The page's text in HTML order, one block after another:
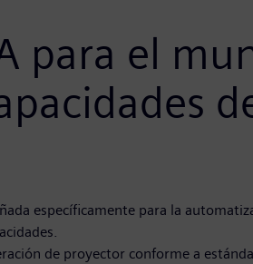
para el
específicamente para la
de proyector conforme a